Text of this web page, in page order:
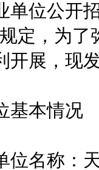
单位公开
定，为
开展，现
本情况
名称：天